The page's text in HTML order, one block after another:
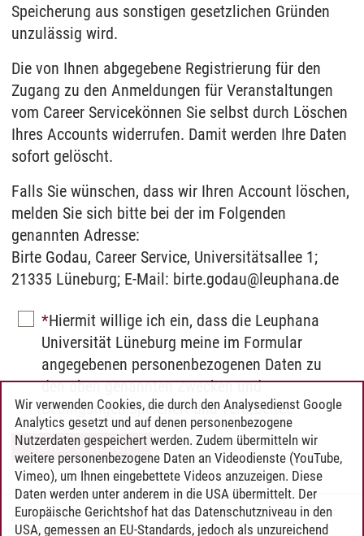
Speicherung aus sonstigen gesetzlichen Gründen
unzulässig wird.
Die von Ihnen abgegebene Registrierung für den
Zugang zu den Anmeldungen für Veranstaltungen
vom Career Servicekönnen Sie selbst durch Löschen
Ihres Accounts widerrufen. Damit werden Ihre Daten
sofort gelöscht.
Falls Sie wünschen, dass wir Ihren Account löschen,
melden Sie sich bitte bei der im Folgenden
genannten Adresse:
Birte Godau, Career Service, Universitätsallee 1;
21335 Lüneburg; E-Mail: birte.godau@leuphana.de
Hiermit willige ich ein, dass die Leuphana
Universität Lüneburg meine im Formular
angegebenen personenbezogenen Daten zu
den oben genannten Zwecken und
Bedingungen speichert und verarbeitet.
Career Service/ 22.04.2025
Wir verwenden Cookies, die durch den Analysedienst Google
Analytics gesetzt und auf denen personenbezogene
Nutzerdaten gespeichert werden. Zudem übermitteln wir
weitere personenbezogene Daten an Videodienste (YouTube,
Vimeo), um Ihnen eingebettete Videos anzuzeigen. Diese
Daten werden unter anderem in die USA übermittelt. Der
Europäische Gerichtshof hat das Datenschutzniveau in den
USA, gemessen an EU-Standards, jedoch als unzureichend